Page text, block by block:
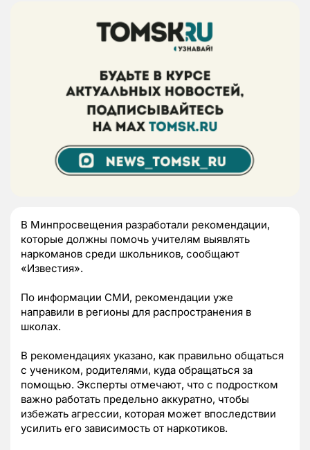
В Минпросвещения разработали рекомендации,
которые должны помочь учителям выявлять
наркоманов среди школьников, сообщают
«Известия».
По информации СМИ, рекомендации уже
направили в регионы для распространения в
школах.
В рекомендациях указано, как правильно общаться
с учеником, родителями, куда обращаться за
помощью. Эксперты отмечают, что с подростком
важно работать предельно аккуратно, чтобы
избежать агрессии, которая может впоследствии
усилить его зависимость от наркотиков.